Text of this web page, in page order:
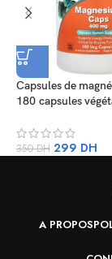
Capsules de
180 capsules
350DH 299 DH
A PROPOS